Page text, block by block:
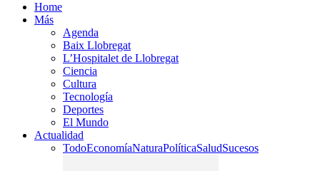
Home
Más
Agenda
Baix Llobregat
L’Hospitalet de Llobregat
Ciencia
Cultura
Tecnología
Deportes
El Mundo
Actualidad
TodoEconomíaNaturaPolíticaSaludSucesos